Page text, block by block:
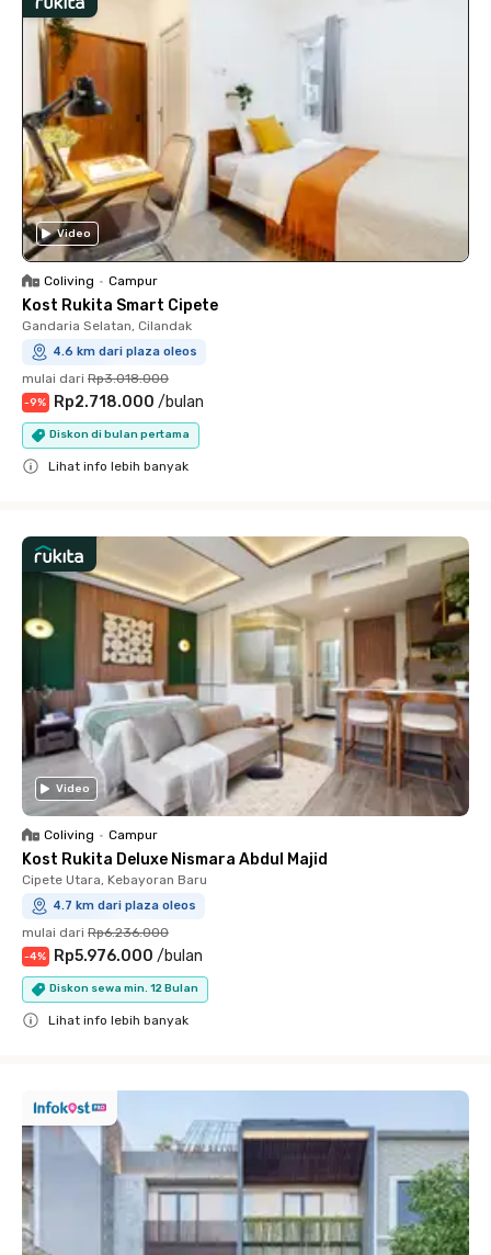
Video
Coliving • Campur
Kost Rukita Smart Cipete
Gandaria Selatan, Cilandak
4.6 km dari plaza oleos
mulai dari Rp3.018.000
-9% Rp2.718.000 /bulan
Diskon di bulan pertama
Lihat info lebih banyak
Video
Coliving • Campur
Kost Rukita Deluxe Nismara Abdul Majid
Cipete Utara, Kebayoran Baru
4.7 km dari plaza oleos
mulai dari Rp6.236.000
-4% Rp5.976.000 /bulan
Diskon sewa min. 12 Bulan
Lihat info lebih banyak